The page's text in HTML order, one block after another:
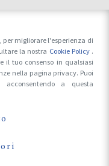
per migliorare l'esperienza di
la nostra Cookie Policy .
il tuo consenso in qualsiasi
nella pagina privacy. Puoi
acconsentendo a questa